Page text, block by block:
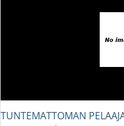
TUNTEMATTOMAN